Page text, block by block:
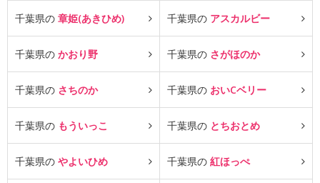
千葉県の 章姫(あきひめ) 千葉県の アスカルビー
千葉県の かおり野 千葉県の さがほのか
千葉県の さちのか 千葉県の おいCベリー
千葉県の もういっこ 千葉県の とちおとめ
千葉県の やよいひめ 千葉県の 紅ほっぺ